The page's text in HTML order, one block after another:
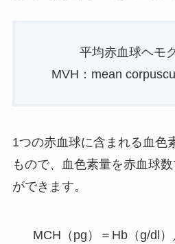
平均赤血球ヘモ
MVH：mean
1つの赤血球に含まれる血色
もので、血色素量を赤血球
ができます。
MCH（pg）＝Hb（g/dl